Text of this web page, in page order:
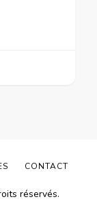
réservés.
CONTACT